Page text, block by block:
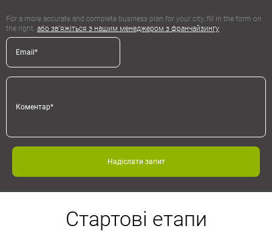
For a more accurate and complete business plan for your city, fill in the form on
the right. або зв'яжіться з нашим менеджером з франчайзингу
Надіслати запит
Стартові етапи